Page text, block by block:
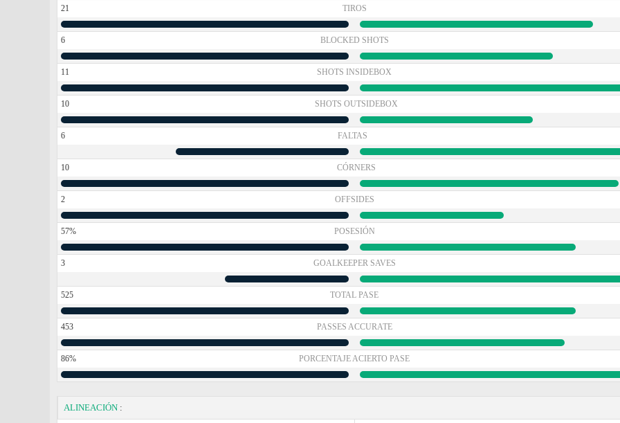
21 TIROS
6 BLOCKED SHOTS
11 SHOTS INSIDEBOX
10 SHOTS OUTSIDEBOX
6 FALTAS
10 CÓRNERS
2 OFFSIDES
57% POSESIÓN
3 GOALKEEPER SAVES
525 TOTAL PASE
453 PASSES ACCURATE
86% PORCENTAJE ACIERTO PASE
ALINEACIÓN :